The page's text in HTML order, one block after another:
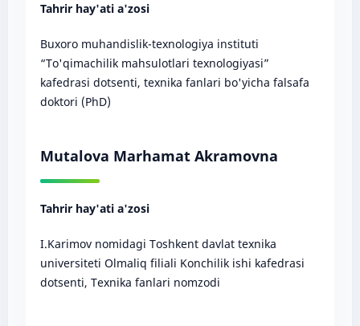
Tahrir hay'ati a'zosi
Buxoro muhandislik-texnologiya instituti
“To'qimachilik mahsulotlari texnologiyasi”
kafedrasi dotsenti, texnika fanlari bo'yicha falsafa
doktori (PhD)
Mutalova Marhamat Akramovna
Tahrir hay'ati a'zosi
I.Karimov nomidagi Toshkent davlat texnika
universiteti Olmaliq filiali Konchilik ishi kafedrasi
dotsenti, Texnika fanlari nomzodi